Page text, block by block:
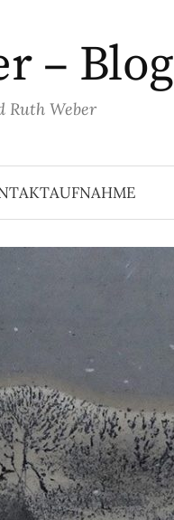
– Blog
Ruth Weber